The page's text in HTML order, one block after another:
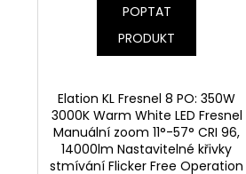
POPTAT
PRODUKT
Elation KL Fresnel 8 PO: 350W
3000K Warm White LED Fresnel
Manuální zoom 11°-57° CRI 96,
14000lm Nastavitelné křivky
stmívání Flicker Free Operation